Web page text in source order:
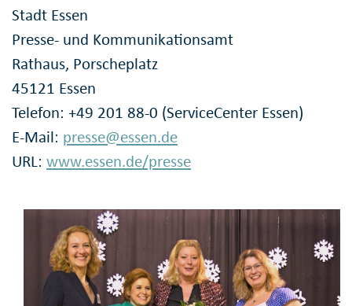
Stadt Essen
Presse- und Kommunikationsamt
Rathaus, Porscheplatz
45121 Essen
Telefon: +49 201 88-0 (ServiceCenter Essen)
E-Mail: presse@essen.de
URL: www.essen.de/presse